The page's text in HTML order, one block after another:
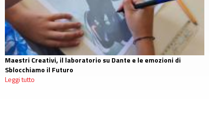
Maestri Creativi, il laboratorio su Dante e le emozioni di
Sblocchiamo il Futuro
Leggi tutto